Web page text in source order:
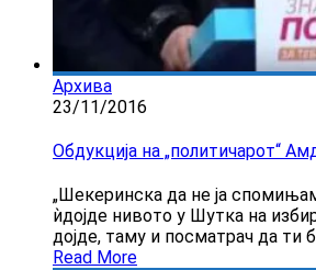
Архива
23/11/2016
Обдукција на „политичарот“
„Шекеринска да не ја
ѝдојде нивото у Шутка на
дојде, таму и посматрач да ти
Read More